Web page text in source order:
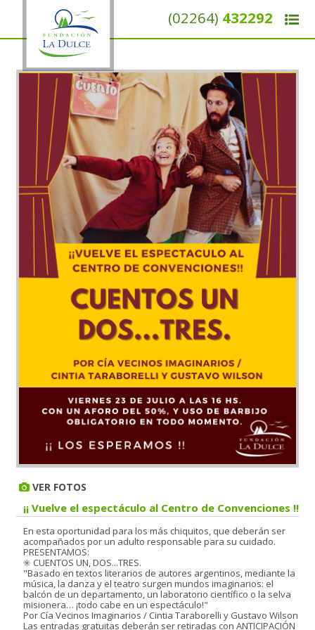
(02264) 432292
VER FOTOS
¡¡ Vuelve el espectáculo al Centro de Convenciones !!
En esta oportunidad para los más chiquitos, que deberán ser
acompañados por un adulto responsable para su cuidado.
PRESENTAMOS:
✳️ CUENTOS UN, DOS...TRES.
"Basado en textos literarios de autores argentinos, mediante la
música, la danza y el teatro surgen mundos imaginarios: el
balcón de un departamento, un laboratorio científico o la selva
misionera… ¡todo cabe en un espectáculo!"
Por Cía Vecinos Imaginarios / Cintia Taraborelli y Gustavo Wilson
Las entradas gratuitas deberán ser retiradas con ANTICIPACIÓN